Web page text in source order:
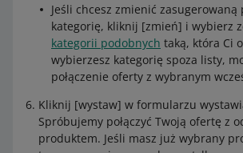
Jeśli chcesz zmienić zasugerowaną
kategorię, kliknij [zmień] i wybierz
kategorii podobnych taką, która Ci
wybierzesz kategorię spoza listy,
połączenie oferty z wybranym
Kliknij [wystaw] w formularzu
Spróbujemy połączyć Twoją ofertę z
produktem. Jeśli masz już wybrany